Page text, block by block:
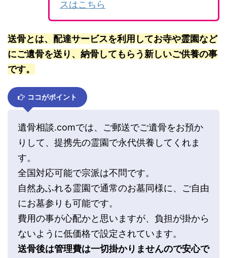
スはこちら
送骨とは、配達サービスを利用してお寺や霊園など
にご遺骨を送り、納骨してもらう新しいご供養の事
です。
ココがポイント
遺骨相談.comでは、ご郵送でご遺骨をお預か
りして、提携先の霊園で永代供養してくれま
す。
全国対応可能で宗派は不問です。
自然あふれる霊園で通常のお墓同様に、ご自由
にお墓参りも可能です。
費用の事が心配かと思いますが、負担が掛から
ないように低価格で設定されています。
送骨後は管理費は一切掛かりませんので安心で